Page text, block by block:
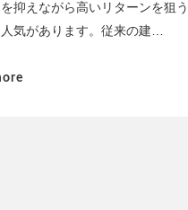
抑えながら高いリターンを狙う
気があります。従来の建…